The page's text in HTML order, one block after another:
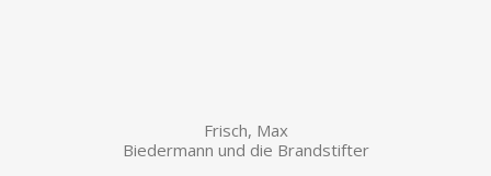
Frisch, Max
Biedermann und die Brandstifter